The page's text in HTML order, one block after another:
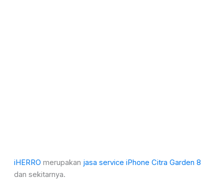
iHERRO merupakan jasa service iPhone Citra Garden 8
dan sekitarnya.